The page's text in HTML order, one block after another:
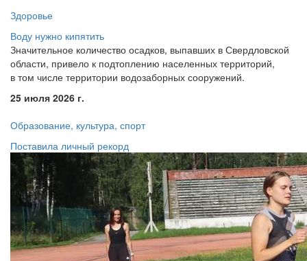
Здоровье
Воду нужно кипятить
Значительное количество осадков, выпавших в Свердловской
области, привело к подтоплению населенных территорий,
в том числе территории водозаборных сооружений.
25 июля 2026 г.
Образование, культура, спорт
Поставила личный рекорд